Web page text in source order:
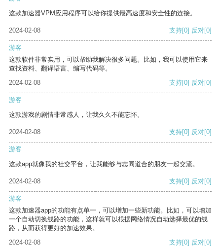
这款加速器VPM应用程序可以给你提供最高速度和安全性的连接。
2024-02-08 支持[0] 反对[0]
游客
这款软件非常实用，可以帮助我解决很多问题。比如，我可以使用它来
查找资料、翻译语言、编写代码等。
2024-02-08
支持[0] 反对[0]
游客
这款游戏的剧情非常感人，让我久久不能忘怀。
2024-02-08 支持[0] 反对[0]
游客
这款app就像我的社交平台，让我能够与志同道合的朋友一起交流。
2024-02-08 支持[0] 反对[0]
游客
这款加速器app的功能有点单一，可以增加一些新功能。比如，可以增加
一个自动切换线路的功能，这样就可以根据网络情况自动选择最优的线
路，从而获得更好的加速效果。
2024-02-08
支持[0] 反对[0]